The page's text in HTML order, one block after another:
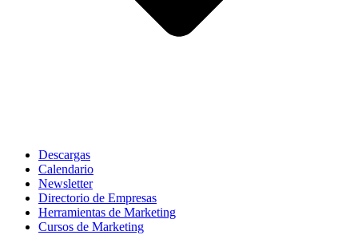
Descargas
Calendario
Newsletter
Directorio de Empresas
Herramientas de Marketing
Cursos de Marketing